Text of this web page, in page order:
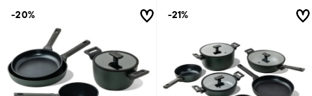
-20% -21%